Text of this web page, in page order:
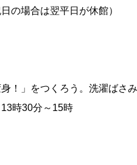
日の場合は翌平日が休館）
！」をつくろう。洗濯ばさ
時30分～15時